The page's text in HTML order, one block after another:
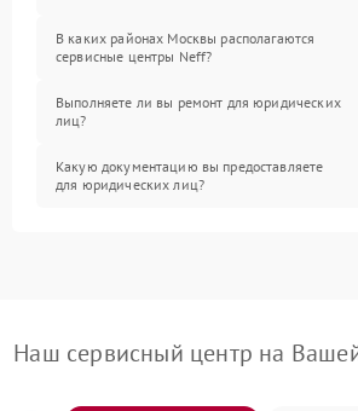
В каких районах Москвы располагаются
сервисные центры Neff?
Выполняете ли вы ремонт для юридических
лиц?
Какую документацию вы предоставляете
для юридических лиц?
Наш сервисный центр на